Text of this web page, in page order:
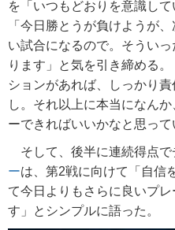
を「いつもどおりを意識し
「今日勝とうが負けようが
い試合になるので。そうい
ります」と気を引き締める
ションがあれば、しっかり
し。それ以上に本当になん
ーできればいいかなと思って
そして、後半に連続得点で
ーは、第2戦に向けて「自信
て今日よりもさらに良いプ
す」とシンプルに語った。